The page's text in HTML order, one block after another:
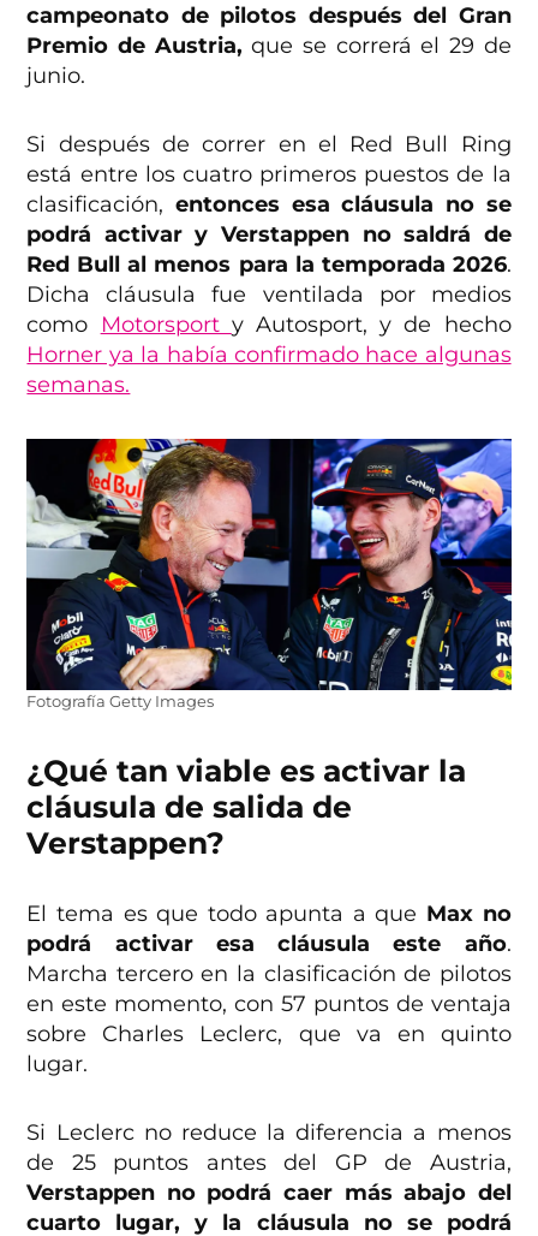
campeonato de pilotos después del Gran
Premio de Austria,que se correrá el 29 de
junio.
Si después de correr en el Red Bull Ring
está entre los cuatro primeros puestos de la
clasificación,entonces esa cláusula no se
podrá activar y Verstappen no saldrá de
Red Bull al menos para la temporada 2026.
Dicha cláusula fue ventilada por medios
como Motorsport y Autosport, y de hecho
Horner ya la había confirmado hace algunas
semanas.
Fotografía Getty Images
¿Qué tan viable es activar la
cláusula de salida de
Verstappen?
El tema es que todo apunta a que Max no
podrá activar esa cláusula este año.
Marcha tercero en la clasificación de pilotos
en este momento, con 57 puntos de ventaja
sobre Charles Leclerc, que va en quinto
lugar.
Si Leclerc no reduce la diferencia a menos
de 25 puntos antes del GP de Austria,
Verstappen no podrá caer más abajo del
cuarto lugar, y la cláusula no se podrá